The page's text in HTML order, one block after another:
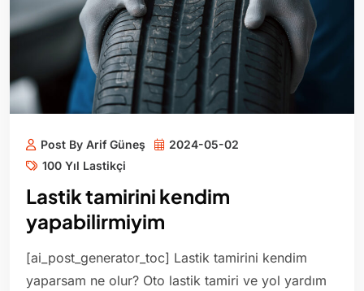
Post By Arif Güneş
2024-05-02
100 Yıl Lastikçi
Lastik tamirini kendim
yapabilirmiyim
[ai_post_generator_toc] Lastik tamirini kendim
yaparsam ne olur? Oto lastik tamiri ve yol yardım